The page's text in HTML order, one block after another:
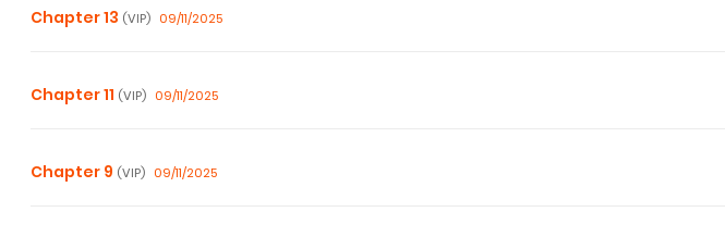
Chapter 13 (VIP) 09/11/2025
Chapter 11 (VIP) 09/11/2025
Chapter 9 (VIP) 09/11/2025